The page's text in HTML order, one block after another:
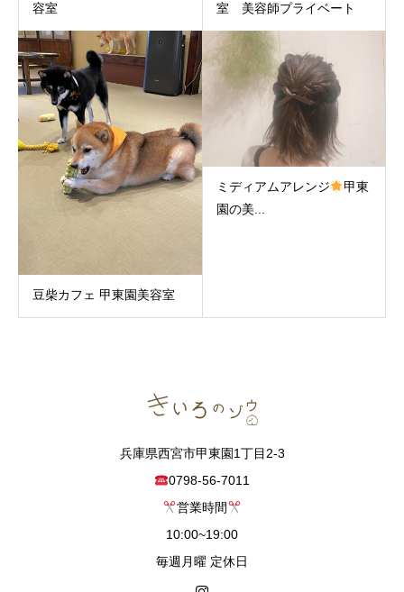
容室
室 美容師プライベート
豆柴カフェ 甲東園美容室
ミディアムアレンジ
甲東
園の美...
兵庫県西宮市甲東園1丁目2-3
0798-56-7011
営業時間
10:00~19:00
毎週月曜 定休日